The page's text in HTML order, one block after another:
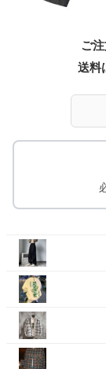
ご
送料